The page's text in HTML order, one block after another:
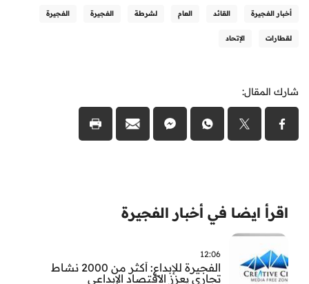
أخبار الفجيرة القائد العام لشرطة الفجيرة الفجيرة
لقطارات الإتحاد
شارك المقال:
اقرأ ايضا في أخبار الفجيرة
12:06
الفجيرة للإبداع: أكثر من 2000 نشاط
تجاري يعزز الاقتصاد الإبداعي